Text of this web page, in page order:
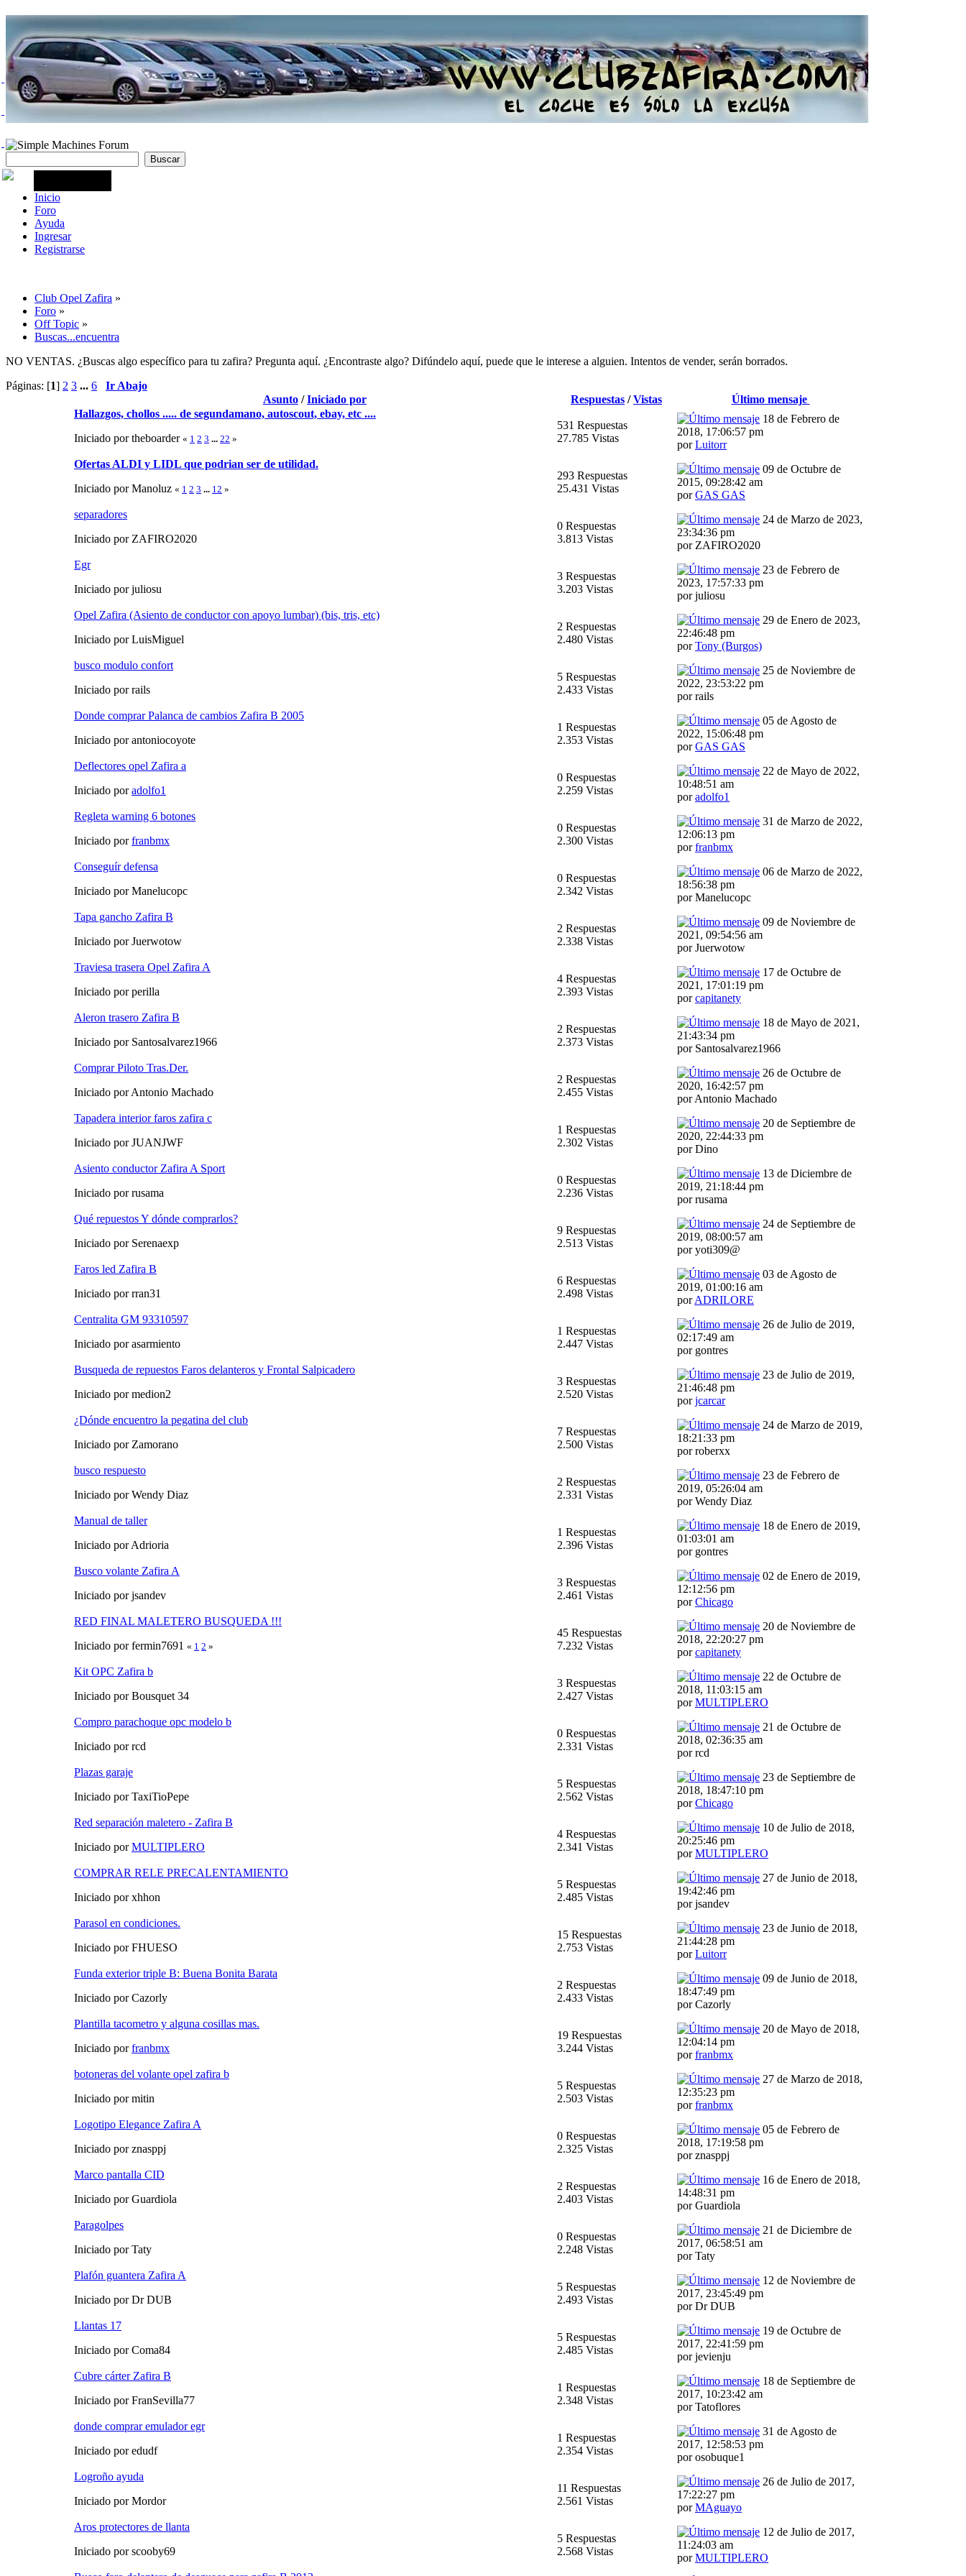
Inicio
Foro
Ayuda
Ingresar
Registrarse
Club Opel Zafira »
Foro »
Off Topic »
Buscas...encuentra
NO VENTAS. ¿Buscas algo específico para tu zafira? Pregunta aquí. ¿Encontraste algo? Difúndelo aquí, puede que le interese a alguien. Intentos de vender, serán borrados.
Páginas: [1] 2 3 ... 6
Ir Abajo
Asunto /Iniciado por Respuestas /Vistas
Último mensaje
Hallazgos, chollos ..... de segundamano, autoscout, ebay, etc ....
Iniciado por theboarder « 1 2 3 ... 22 »
531 Respuestas
27.785 Vistas
18 de Febrero de
2018, 17:06:57 pm
porLuitorr
Ofertas ALDI y LIDL que podrian ser de utilidad.
Iniciado por Manoluz « 1 2 3 ... 12 »
293 Respuestas
25.431 Vistas
09 de Octubre de
2015, 09:28:42 am
porGAS GAS
separadores
Iniciado por ZAFIRO2020
0 Respuestas
3.813 Vistas
24 de Marzo de 2023,
23:34:36 pm
por ZAFIRO2020
Egr
Iniciado por juliosu
3 Respuestas
3.203 Vistas
23 de Febrero de
2023, 17:57:33 pm
por juliosu
Opel Zafira (Asiento de conductor con apoyo lumbar) (bis, tris, etc)
Iniciado por LuisMiguel
2 Respuestas
2.480 Vistas
29 de Enero de 2023,
22:46:48 pm
porTony (Burgos)
busco modulo confort
Iniciado por rails
5 Respuestas
2.433 Vistas
25 de Noviembre de
2022, 23:53:22 pm
por rails
Donde comprar Palanca de cambios Zafira B 2005
Iniciado por antoniocoyote
1 Respuestas
2.353 Vistas
05 de Agosto de
2022, 15:06:48 pm
porGAS GAS
Deflectores opel Zafira a
Iniciado poradolfo1
0 Respuestas
2.259 Vistas
22 de Mayo de 2022,
10:48:51 am
poradolfo1
Regleta warning 6 botones
Iniciado porfranbmx
0 Respuestas
2.300 Vistas
31 de Marzo de 2022,
12:06:13 pm
porfranbmx
Conseguír defensa
Iniciado por Manelucopc
0 Respuestas
2.342 Vistas
06 de Marzo de 2022,
18:56:38 pm
por Manelucopc
Tapa gancho Zafira B
Iniciado por Juerwotow
2 Respuestas
2.338 Vistas
09 de Noviembre de
2021, 09:54:56 am
por Juerwotow
Traviesa trasera Opel Zafira A
Iniciado por perilla
4 Respuestas
2.393 Vistas
17 de Octubre de
2021, 17:01:19 pm
porcapitanety
Aleron trasero Zafira B
Iniciado por Santosalvarez1966
2 Respuestas
2.373 Vistas
18 de Mayo de 2021,
21:43:34 pm
por Santosalvarez1966
Comprar Piloto Tras.Der.
Iniciado por Antonio Machado
2 Respuestas
2.455 Vistas
26 de Octubre de
2020, 16:42:57 pm
por Antonio Machado
Tapadera interior faros zafira c
Iniciado por JUANJWF
1 Respuestas
2.302 Vistas
20 de Septiembre de
2020, 22:44:33 pm
por Dino
Asiento conductor Zafira A Sport
Iniciado por rusama
0 Respuestas
2.236 Vistas
13 de Diciembre de
2019, 21:18:44 pm
por rusama
Qué repuestos Y dónde comprarlos?
Iniciado por Serenaexp
9 Respuestas
2.513 Vistas
24 de Septiembre de
2019, 08:00:57 am
por yoti309@
Faros led Zafira B
Iniciado por rran31
6 Respuestas
2.498 Vistas
03 de Agosto de
2019, 01:00:16 am
porADRILORE
Centralita GM 93310597
Iniciado por asarmiento
1 Respuestas
2.447 Vistas
26 de Julio de 2019,
02:17:49 am
por gontres
Busqueda de repuestos Faros delanteros y Frontal Salpicadero
Iniciado por medion2
3 Respuestas
2.520 Vistas
23 de Julio de 2019,
21:46:48 pm
porjcarcar
¿Dónde encuentro la pegatina del club
Iniciado por Zamorano
7 Respuestas
2.500 Vistas
24 de Marzo de 2019,
18:21:33 pm
por roberxx
busco respuesto
Iniciado por Wendy Diaz
2 Respuestas
2.331 Vistas
23 de Febrero de
2019, 05:26:04 am
por Wendy Diaz
Manual de taller
Iniciado por Adrioria
1 Respuestas
2.396 Vistas
18 de Enero de 2019,
01:03:01 am
por gontres
Busco volante Zafira A
Iniciado por jsandev
3 Respuestas
2.461 Vistas
02 de Enero de 2019,
12:12:56 pm
porChicago
RED FINAL MALETERO BUSQUEDA !!!
Iniciado por fermin7691 « 1 2 »
45 Respuestas
7.232 Vistas
20 de Noviembre de
2018, 22:20:27 pm
porcapitanety
Kit OPC Zafira b
Iniciado por Bousquet 34
3 Respuestas
2.427 Vistas
22 de Octubre de
2018, 11:03:15 am
porMULTIPLERO
Compro parachoque opc modelo b
Iniciado por rcd
0 Respuestas
2.331 Vistas
21 de Octubre de
2018, 02:36:35 am
por rcd
Plazas garaje
Iniciado por TaxiTioPepe
5 Respuestas
2.562 Vistas
23 de Septiembre de
2018, 18:47:10 pm
porChicago
Red separación maletero - Zafira B
Iniciado porMULTIPLERO
4 Respuestas
2.341 Vistas
10 de Julio de 2018,
20:25:46 pm
porMULTIPLERO
COMPRAR RELE PRECALENTAMIENTO
Iniciado por xhhon
5 Respuestas
2.485 Vistas
27 de Junio de 2018,
19:42:46 pm
por jsandev
Parasol en condiciones.
Iniciado por FHUESO
15 Respuestas
2.753 Vistas
23 de Junio de 2018,
21:44:28 pm
porLuitorr
Funda exterior triple B: Buena Bonita Barata
Iniciado por Cazorly
2 Respuestas
2.433 Vistas
09 de Junio de 2018,
18:47:49 pm
por Cazorly
Plantilla tacometro y alguna cosillas mas.
Iniciado porfranbmx
19 Respuestas
3.244 Vistas
20 de Mayo de 2018,
12:04:14 pm
porfranbmx
botoneras del volante opel zafira b
Iniciado por mitin
5 Respuestas
2.503 Vistas
27 de Marzo de 2018,
12:35:23 pm
porfranbmx
Logotipo Elegance Zafira A
Iniciado por znasppj
0 Respuestas
2.325 Vistas
05 de Febrero de
2018, 17:19:58 pm
por znasppj
Marco pantalla CID
Iniciado por Guardiola
2 Respuestas
2.403 Vistas
16 de Enero de 2018,
14:48:31 pm
por Guardiola
Paragolpes
Iniciado por Taty
0 Respuestas
2.248 Vistas
21 de Diciembre de
2017, 06:58:51 am
por Taty
Plafón guantera Zafira A
Iniciado por Dr DUB
5 Respuestas
2.493 Vistas
12 de Noviembre de
2017, 23:45:49 pm
por Dr DUB
Llantas 17
Iniciado por Coma84
5 Respuestas
2.485 Vistas
19 de Octubre de
2017, 22:41:59 pm
por jevienju
Cubre cárter Zafira B
Iniciado por FranSevilla77
1 Respuestas
2.348 Vistas
18 de Septiembre de
2017, 10:23:42 am
por Tatoflores
donde comprar emulador egr
Iniciado por edudf
1 Respuestas
2.354 Vistas
31 de Agosto de
2017, 12:58:53 pm
por osobuque1
Logroño ayuda
Iniciado por Mordor
11 Respuestas
2.561 Vistas
26 de Julio de 2017,
17:22:27 pm
porMAguayo
Aros protectores de llanta
Iniciado por scooby69
5 Respuestas
2.568 Vistas
12 de Julio de 2017,
11:24:03 am
porMULTIPLERO